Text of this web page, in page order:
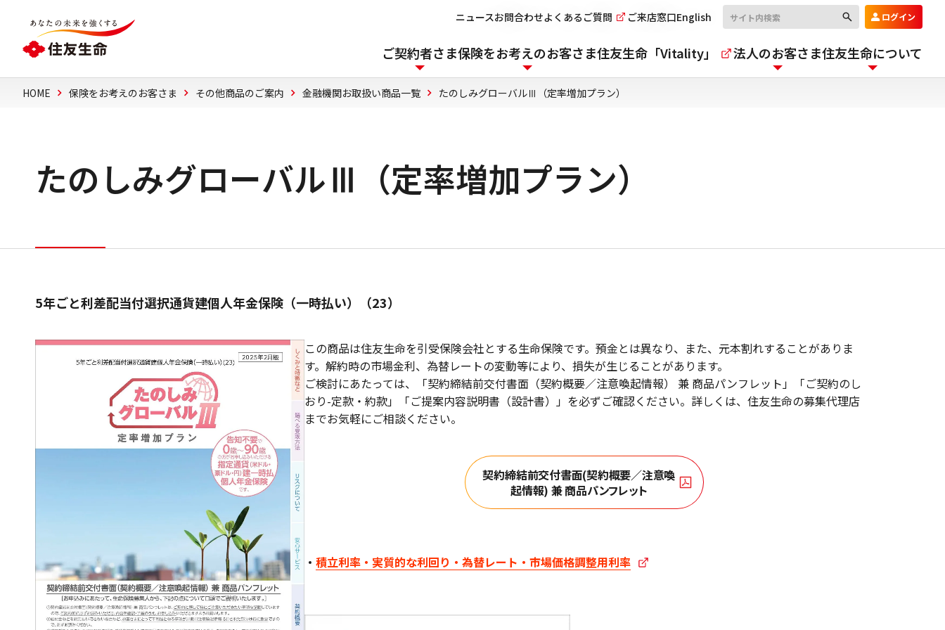
ニュースお問合わせよくあるご質問 ご来店窓口English ログイン
ご契約者さま保険をお考えのお客さま住友生命「Vitality」 法人のお客さま住友生命について
HOME 保険をお考えのお客さま その他商品のご案内 金融機関お取扱い商品一覧 たのしみグローバルⅢ（定率増加プラン）
たのしみグローバルⅢ（定率増加プラン）
5年ごと利差配当付選択通貨建個人年金保険（一時払い）（23）
この商品は住友生命を引受保険会社とする生命保険です。預金とは異なり、また、元本割れすることがありま
す。解約時の市場金利、為替レートの変動等により、損失が生じることがあります。
ご検討にあたっては、「契約締結前交付書面（契約概要／注意喚起情報） 兼 商品パンフレット」「ご契約のし
おり-定款・約款」「ご提案内容説明書（設計書）」を必ずご確認ください。詳しくは、住友生命の募集代理店
までお気軽にご相談ください。
契約締結前交付書面(契約概要／注意喚
起情報) 兼 商品パンフレット
積立利率・実質的な利回り・為替レート・市場価格調整用利率